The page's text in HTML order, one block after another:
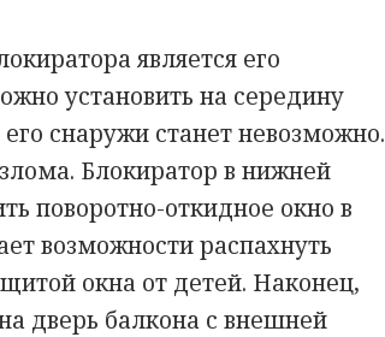
является его
установить на середину
снаружи станет невозможно.
Блокиратор в нижней
поворотно-откидное окно в
возможности распахнуть
окна от детей. Наконец,
дверь балкона с внешней